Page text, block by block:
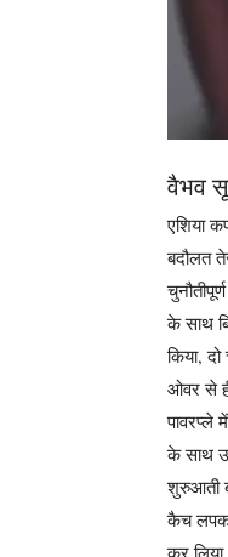
वैभव
एशिया
बदौलत
के साथ
किया,
ओवर से
पावरप्ले
के साथ
शुरुआती
कैच
कर